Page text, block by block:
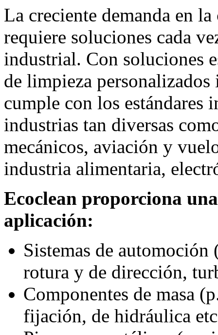
La creciente demanda en
requiere soluciones cada
industrial. Con soluciones
de limpieza
cumple con los estándares
industrias tan diversas
mecánicos, aviación y
industria alimentaria,
Ecoclean proporciona
aplicación:
Sistemas de
rotura y de dirección,
Componentes de masa
fijación, de hidráulica